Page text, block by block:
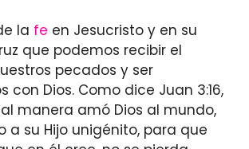
la fe en Jesucristo y en su
que podemos recibir el
pecados y ser
con Dios. Como dice Juan 3:16,
manera amó Dios al mundo,
a su Hijo unigénito, para que